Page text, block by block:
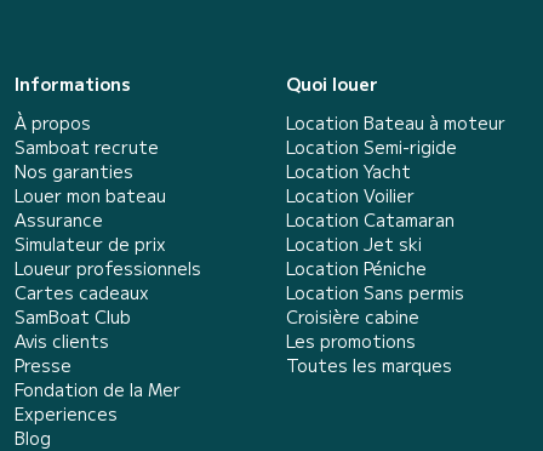
Informations
À propos
Samboat recrute
Nos garanties
Louer mon bateau
Assurance
Simulateur de prix
Loueur professionnels
Cartes cadeaux
SamBoat Club
Avis clients
Presse
Fondation de la Mer
Experiences
Blog
Quoi louer
Location Bateau à moteur
Location Semi-rigide
Location Yacht
Location Voilier
Location Catamaran
Location Jet ski
Location Péniche
Location Sans permis
Croisière cabine
Les promotions
Toutes les marques